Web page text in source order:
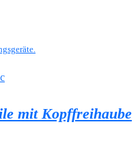
mit Kopffreihaube